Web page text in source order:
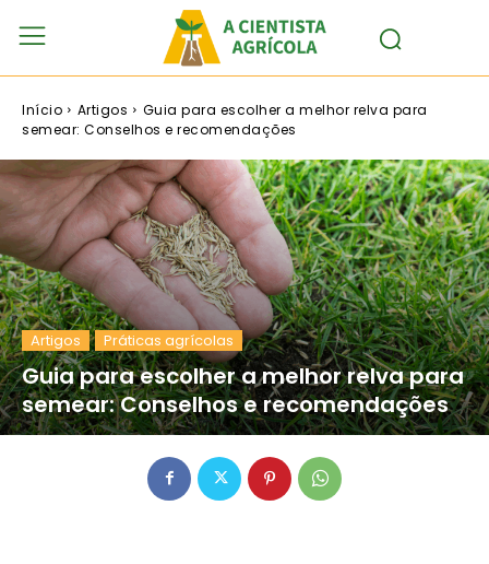
Início Artigos
Guia para escolher a melhor relva para
semear: Conselhos e recomendações
Artigos Práticas agrícolas
Guia para escolher a melhor relva para
semear: Conselhos e recomendações